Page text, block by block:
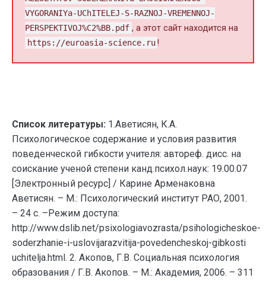
VYGORANIYa-UChITELEJ-S-RAZNOJ-VREMENNOJ-
PERSPEKTIVOJ%C2%BB.pdf , а этот сайт находится на
https://euroasia-science.ru !
Список литературы: 1.Аветисян, К.А.
Психологическое содержание и условия развития
поведенческой гибкости учителя: автореф. дисс. на
соискание ученой степени канд.психол.наук: 19.00.07
[Электронный ресурс] / Карине Арменаковна
Аветисян. – М.: Психологический институт РАО, 2001.
– 24 с. –Режим доступа:
http://www.dslib.net/psixologiavozrasta/psihologicheskoe-
soderzhanie-i-uslovijarazvitija-povedencheskoj-gibkosti
uchitelja.html. 2. Акопов, Г.В. Социальная психология
образования / Г.В. Акопов. – М.: Академия, 2006. – 311